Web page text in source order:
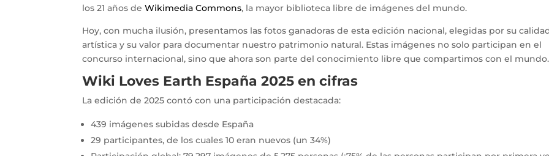
los 21 años deWikimedia Commons, la mayor biblioteca libre de imágenes del mundo.
Hoy, con mucha ilusión, presentamos las fotos ganadoras de esta edición nacional, elegidas por su
artística y su valor para documentar nuestro patrimonio natural. Estas imágenes no solo participan en el
concurso internacional, sino que ahora son parte del conocimiento libre que compartimos con el
Wiki Loves Earth España 2025 en cifras
La edición de 2025 contó con una participación destacada:
439 imágenes subidas desde España
29 participantes, de los cuales 10 eran nuevos (un 34%)